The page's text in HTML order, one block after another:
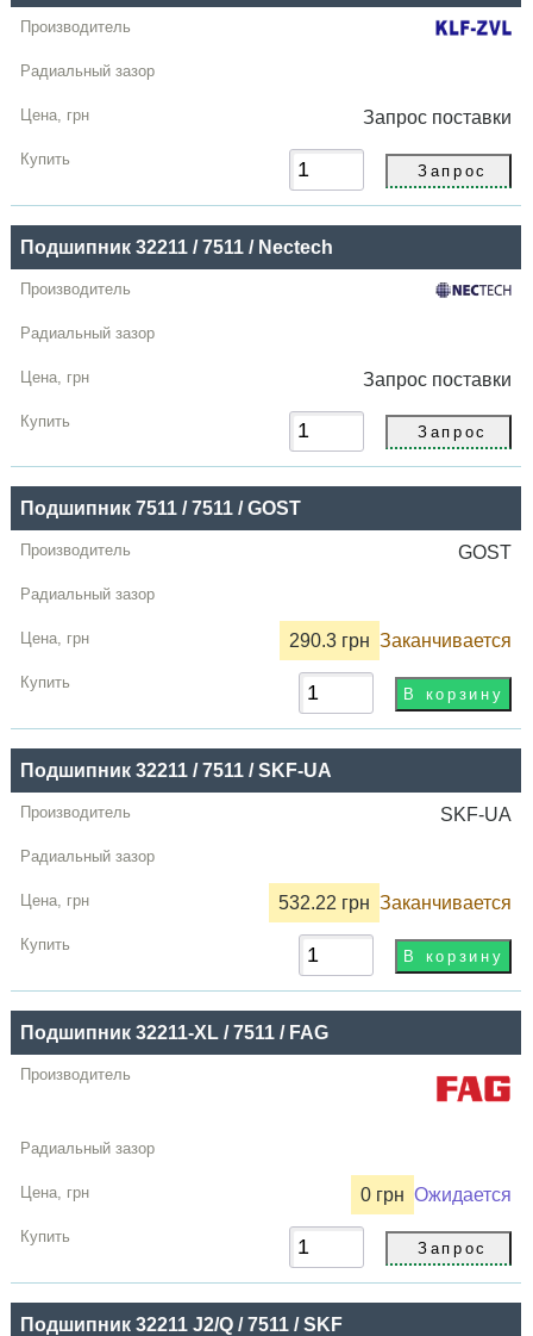
Запрос поставки
Подшипник 32211 / 7511 / Nectech
Запрос поставки
Подшипник 7511 / 7511 / GOST
GOST
290.3 грн Заканчивается
Подшипник 32211 / 7511 / SKF-UA
SKF-UA
532.22 грн Заканчивается
Подшипник 32211-XL / 7511 / FAG
0 грн Ожидается
Подшипник 32211 J2/Q / 7511 / SKF